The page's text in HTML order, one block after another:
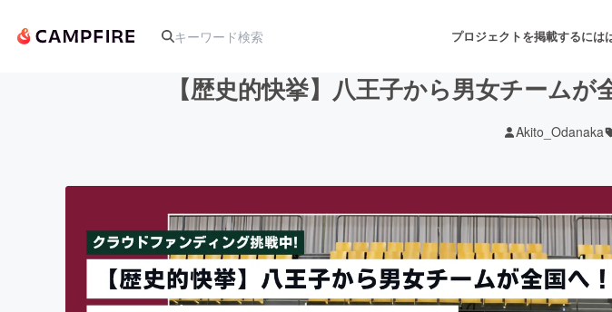
プロジェクトを掲載するには
アート・写真 音楽
テクノロジー・ガジェット ゲーム・サービス開発
【歴史的快挙】八王子から男女チーム
Akito_Odanaka